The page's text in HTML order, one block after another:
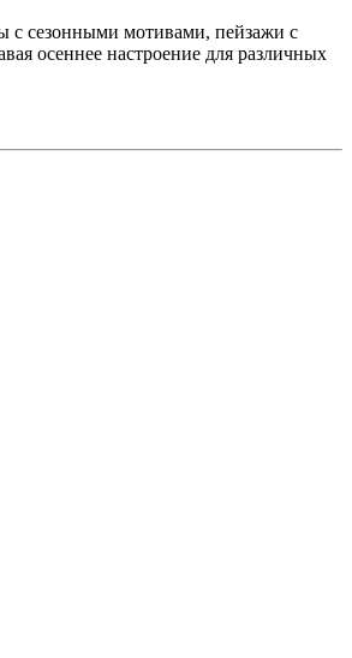
с сезонными мотивами, пейзажи с
осеннее настроение для различных